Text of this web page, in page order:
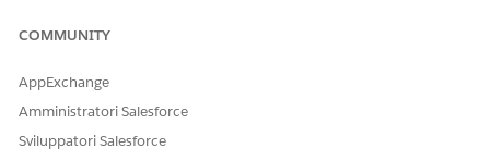
COMMUNITY
AppExchange
Amministratori Salesforce
Sviluppatori Salesforce